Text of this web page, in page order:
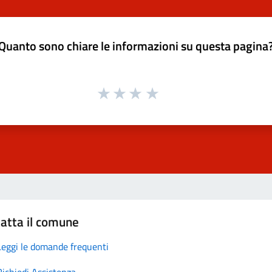
sono chiare le informazioni su questa
il comune
le domande frequenti